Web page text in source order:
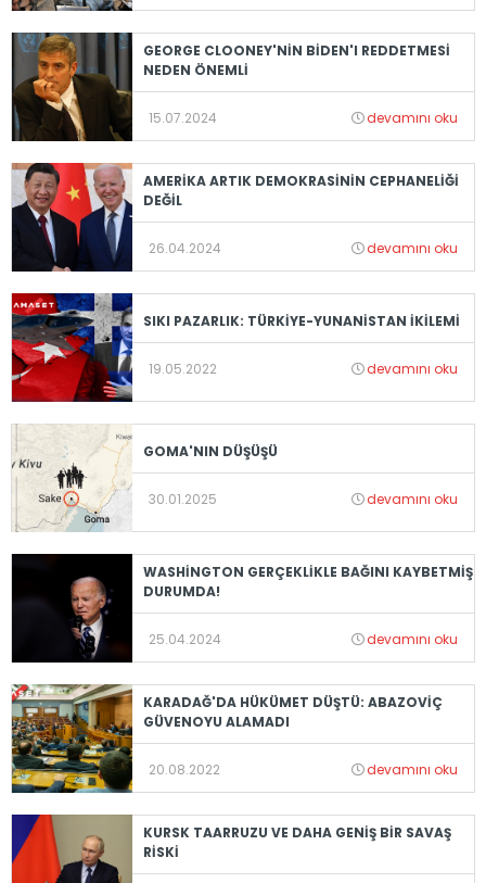
GEORGE CLOONEY'NİN BİDEN'I REDDETMESİ
NEDEN ÖNEMLİ
15.07.2024 devamını oku
AMERİKA ARTIK DEMOKRASİNİN CEPHANELİĞİ
DEĞİL
26.04.2024 devamını oku
SIKI PAZARLIK: TÜRKİYE-YUNANİSTAN İKİLEMİ
19.05.2022 devamını oku
GOMA'NIN DÜŞÜŞÜ
30.01.2025 devamını oku
WASHİNGTON GERÇEKLİKLE BAĞINI KAYBETMİŞ
DURUMDA!
25.04.2024 devamını oku
KARADAĞ'DA HÜKÜMET DÜŞTÜ: ABAZOVİÇ
GÜVENOYU ALAMADI
20.08.2022 devamını oku
KURSK TAARRUZU VE DAHA GENİŞ BİR SAVAŞ
RİSKİ